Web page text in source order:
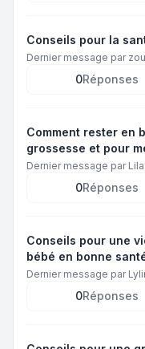
Conseils pour la
Dernier message par
0Réponses
Comment rester en
grossesse et pour
Dernier message par
0Réponses
Conseils pour une
bébé en bonne
Dernier message par
0Réponses